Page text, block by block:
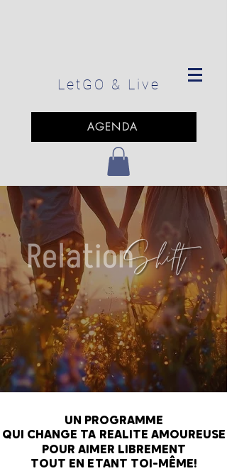
LetGO & Live
AGENDA
UN PROGRAMME
QUI CHANGE TA REALITE AMOUREUSE
POUR AIMER LIBREMENT
TOUT EN ETANT TOI-MÊME!
UN PROGRAMME
QUI CHANGE TA REALITE AMOUREUSE
POUR AIMER LIBREMENT
TOUT EN ETANT TOI-MÊME!